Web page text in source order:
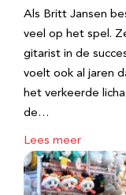
Als Britt Jansen
veel op het spel.
gitarist in de
voelt ook al jaren
het verkeerde
de…
Lees meer